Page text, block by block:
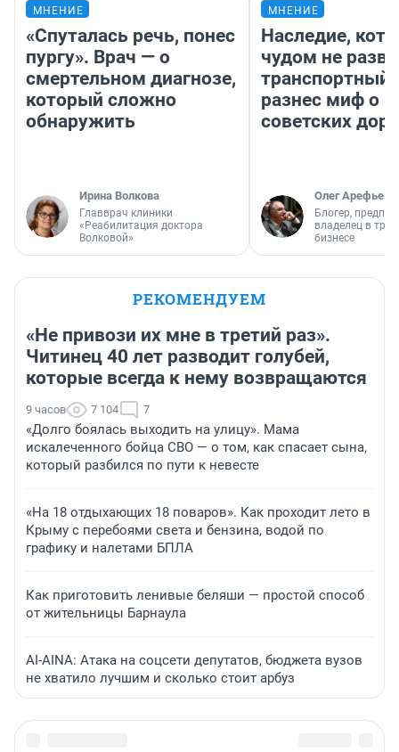
МНЕНИЕ
«Спуталась речь, понес
пургу». Врач — о
смертельном диагнозе,
который сложно
обнаружить
Ирина Волкова
Главврач клиники
«Реабилитация доктора
Волковой»
МНЕНИЕ
Наследие,
чудом не
транспортный
разнес миф о
советских
Олег Арефьев
Блогер,
владелец в
бизнесе
РЕКОМЕНДУЕМ
«Не привози их мне в третий раз».
Читинец 40 лет разводит голубей,
которые всегда к нему возвращаются
9 часов 7 104 7
«Долго боялась выходить на улицу». Мама
искалеченного бойца СВО — о том, как спасает сына,
который разбился по пути к невесте
«На 18 отдыхающих 18 поваров». Как проходит лето в
Крыму с перебоями света и бензина, водой по
графику и налетами БПЛА
Как приготовить ленивые беляши — простой способ
от жительницы Барнаула
AI-AINA: Атака на соцсети депутатов, бюджета вузов
не хватило лучшим и сколько стоит арбуз